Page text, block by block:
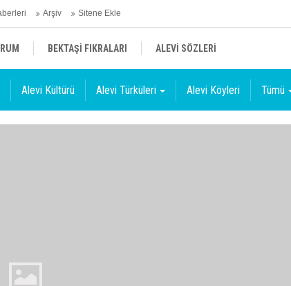
Arşiv Sitene Ekle
BEKTAŞİ FIKRALARI ALEVİ SÖZLERİ
Alevi Kültürü Alevi Türküleri Alevi Köyleri Tümü